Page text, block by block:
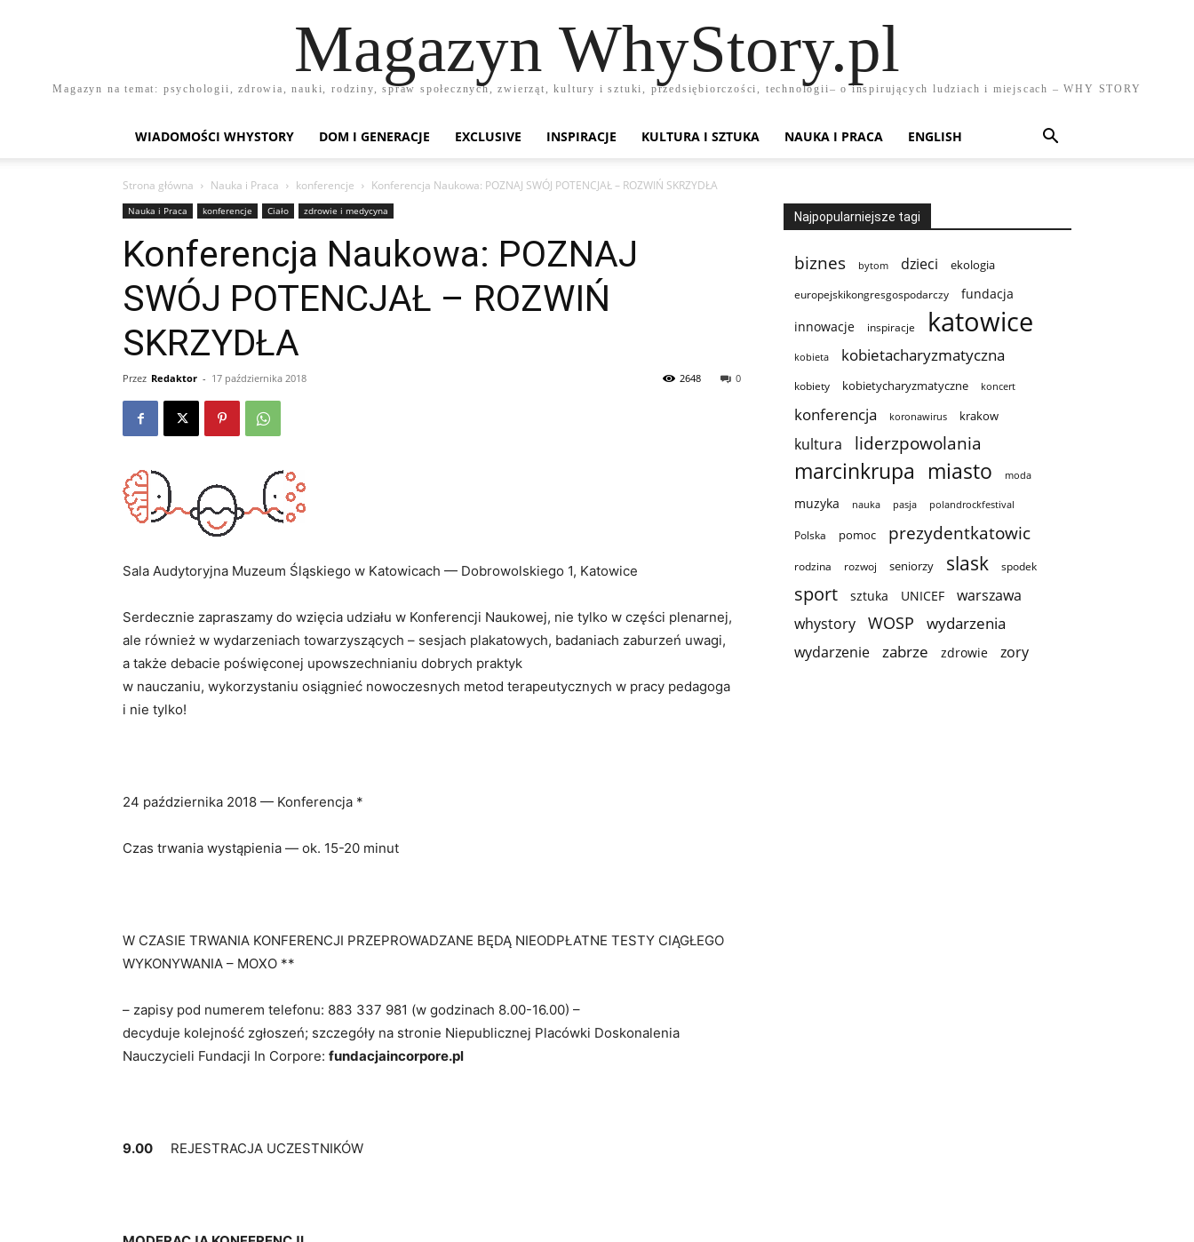
Magazyn WhyStory.pl
Magazyn na temat: psychologii, zdrowia, nauki, rodziny, spraw społecznych, zwierząt, kultury i sztuki, przedsiębiorczości, technologii– o inspirujących ludziach i miejscach – WHY STORY
WIADOMOŚCI WHYSTORY DOM I GENERACJE EXCLUSIVE INSPIRACJE KULTURA I SZTUKA NAUKA I PRACA ENGLISH
Strona główna Nauka i Praca konferencje Konferencja Naukowa: POZNAJ SWÓJ POTENCJAŁ – ROZWIŃ SKRZYDŁA
Nauka i Praca konferencje Ciało zdrowie i medycyna
Konferencja Naukowa: POZNAJ
SWÓJ POTENCJAŁ – ROZWIŃ
SKRZYDŁA
Przez Redaktor - 17 października 2018 0
2648
Sala Audytoryjna Muzeum Śląskiego w Katowicach — Dobrowolskiego 1, Katowice
Serdecznie zapraszamy do wzięcia udziału w Konferencji Naukowej, nie tylko w części plenarnej,
ale również w wydarzeniach towarzyszących – sesjach plakatowych, badaniach zaburzeń uwagi,
a także debacie poświęconej upowszechnianiu dobrych praktyk
w nauczaniu, wykorzystaniu osiągnieć nowoczesnych metod terapeutycznych w pracy pedagoga
i nie tylko!
24 października 2018 — Konferencja *
Czas trwania wystąpienia — ok. 15-20 minut
W CZASIE TRWANIA KONFERENCJI PRZEPROWADZANE BĘDĄ NIEODPŁATNE TESTY CIĄGŁEGO
WYKONYWANIA – MOXO **
– zapisy pod numerem telefonu: 883 337 981 (w godzinach 8.00-16.00) –
decyduje kolejność zgłoszeń; szczegóły na stronie Niepublicznej Placówki Doskonalenia
Nauczycieli Fundacji In Corpore: fundacjaincorpore.pl
9.00 REJESTRACJA UCZESTNIKÓW
Najpopularniejsze tagi
biznes bytom dzieci ekologia
europejskikongresgospodarczy fundacja
innowacje inspiracje katowice
kobieta kobietacharyzmatyczna
kobiety kobietycharyzmatyczne koncert
konferencja koronawirus krakow
kultura liderzpowolania
marcinkrupa miasto moda
muzyka nauka pasja polandrockfestival
Polska pomoc prezydentkatowic
rodzina rozwoj seniorzy slask spodek
sport sztuka UNICEF
warszawa
whystory
WOSP
wydarzenia
wydarzenie
zabrze zdrowie zory